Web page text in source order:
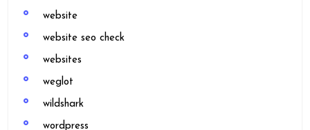
website
website seo check
websites
weglot
wildshark
wordpress